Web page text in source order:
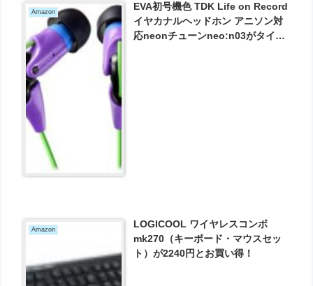
Amazon
EVA初号機色 TDK Life on Record
イヤカナルヘッドホン アニソン対
応neonチューンneo:n03がタイム
Amazon
LOGICOOL ワイヤレスコンボ
mk270（キーボード・マウスセッ
ト）が2240円とお買い得！